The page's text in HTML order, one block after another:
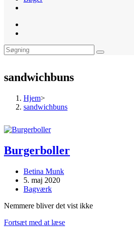
sandwichbuns
Hjem>
sandwichbuns
Burgerboller
Post
author:
Betina Munk
Post
published:
5. maj 2020
Post
Bagværk
Nemmere bliver det vist ikke
Fortsæt med at læseBurgerboller